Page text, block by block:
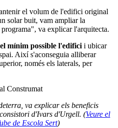
el volum de l'edifici original
solar buit, vam ampliar la
va explicar l'arquitecta.
mínim possible l'edifici i ubicar
Així s'aconseguia alliberar
només els laterals, per
va explicar els beneficis
d'Ivars d'Urgell. (Veure el
de Escola Sert)